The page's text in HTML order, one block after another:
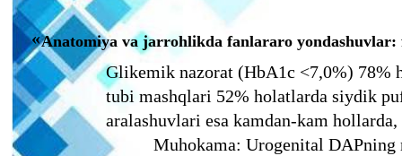
«Anatomiya va jarrohlikda fanlararo
Glikemik nazorat (HbA1c <7,0%) 78%
tubi mashqlari 52% holatlarda siydik
aralashuvlari esa kamdan-kam
Muhokama: Urogenital